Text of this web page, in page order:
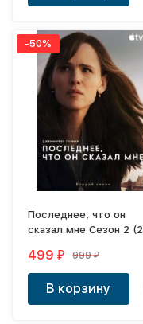
-50%
Последнее, что он
сказал мне Сезон 2 (2
499₽ 999₽
В корзину